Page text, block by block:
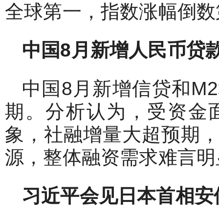
全球第一，指数涨幅倒
中国8月新增人民币贷
中国8月新增信贷和
期。分析认为，受资金
象，社融增量大超预期
源，整体融资需求难言
习近平会见日本首相安